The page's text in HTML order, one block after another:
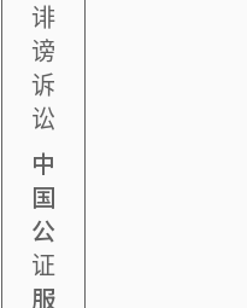
诽
谤
诉
讼
中
国
公
证
服